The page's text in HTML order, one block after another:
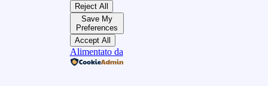
Reject All
Save My
Preferences
Accept All
Alimentato da